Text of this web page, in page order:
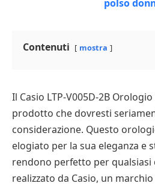
Contenuti mostra
Il Casio LTP-V005D-2B
prodotto che dovresti
considerazione. Questo
elogiato per la sua eleganza e
rendono perfetto per qualsiasi
realizzato da Casio, un